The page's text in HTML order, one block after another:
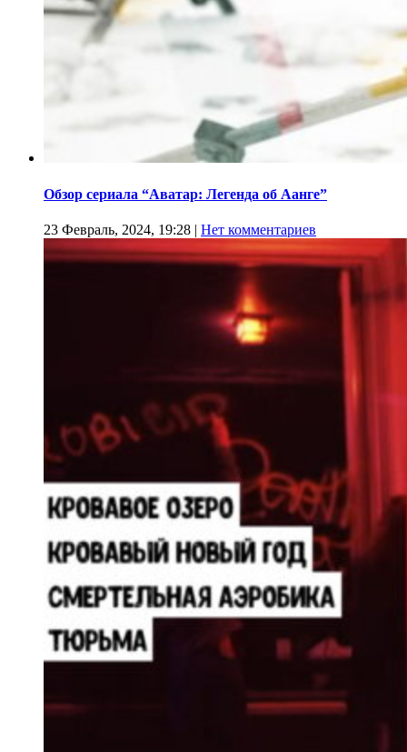
Обзор сериала “Аватар: Легенда об Аанге”
23 Февраль, 2024, 19:28 | Нет комментариев